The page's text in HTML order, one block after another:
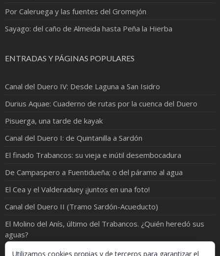
Por Caleruega y las fuentes del Gromejón
Sayago: del caño de Almeida hasta Peña la Hierba
ENTRADAS Y PÁGINAS POPULARES
Canal del Duero IV: Desde Laguna a San Isidro
Durius Aquae: Cuaderno de rutas por la cuenca del Duero
Pisuerga, una tarde de kayak
Canal del Duero I: de Quintanilla a Sardón
El finado Trabancos: su vieja e inútil desembocadura
De Campaspero a Fuentidueña; o del páramo al agua
El Cea y el Valderaduey ¡juntos en una foto!
Canal del Duero II (Tramo Sardón-Acueducto)
El Molino del Anís, último del Trabancos. ¿Quién heredó sus
aguas?
¡ORO EN EL RÍO!
Utilizamos cookies propias y de terceros para garantizar el